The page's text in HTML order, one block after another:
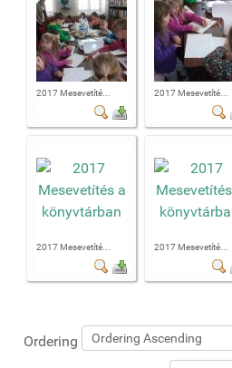
2017 Mesevetíté... 2017 Mesevetíté...
2017 Mesevetíté... 2017 Mesevetíté...
Ordering